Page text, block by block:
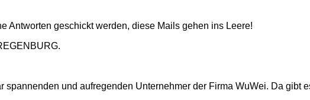
Antworten geschickt werden, diese Mails gehen ins Leere!
und aufregenden Unternehmer der Firma WuWei. Da gibt